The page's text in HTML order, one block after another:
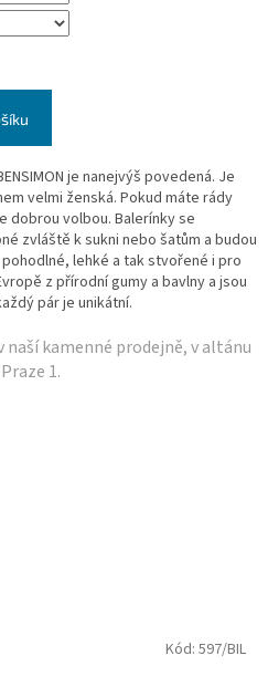
je nanejvýš povedená. Je
velmi ženská. Pokud máte rády
dobrou volbou. Balerínky se
zvláště k sukni nebo šatům a budou
lehké a tak stvořené i pro
z přírodní gumy a bavlny a jsou
pár je unikátní.
kamenné prodejně, v altánu
1.
Kód: 597/BIL